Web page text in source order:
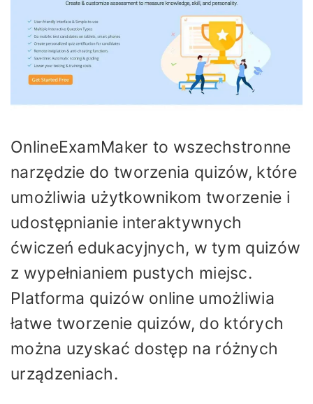
OnlineExamMaker to wszechstronne
narzędzie do tworzenia quizów, które
umożliwia użytkownikom tworzenie i
udostępnianie interaktywnych
ćwiczeń edukacyjnych, w tym quizów
z wypełnianiem pustych miejsc.
Platforma quizów online umożliwia
łatwe tworzenie quizów, do których
można uzyskać dostęp na różnych
urządzeniach.